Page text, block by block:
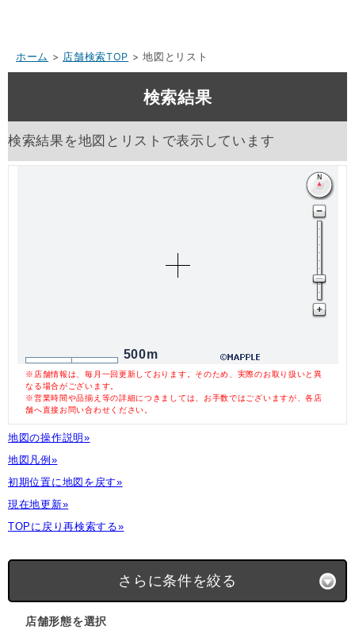
ホーム > 店舗検索TOP > 地図とリスト
検索結果
検索結果を地図とリストで表示しています
500m
※店舗情報は、毎月一回更新しております。そのため、実際のお取り扱いと異
なる場合がございます。
※営業時間や品揃え等の詳細につきましては、お手数ではございますが、各店
舗へ直接お問い合わせください。
地図の操作説明»
地図凡例»
初期位置に地図を戻す»
現在地更新»
TOPに戻り再検索する»
さらに条件を絞る
店舗形態を選択